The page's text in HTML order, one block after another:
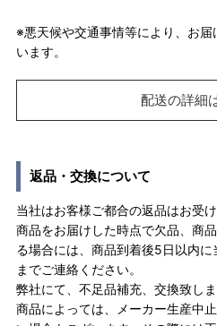
※悪天候や交通事情等により、お
います。
配送の詳細
返品・交換について
当社はお客様ご都合の返品はお受け
商品をお届けした時点で欠品、商
る場合には、商品到着後5日以内
までご連絡ください。
弊社にて、不足品補充、交換致しま
商品によっては、メーカー生産中